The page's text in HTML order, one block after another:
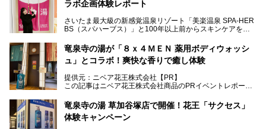
（ユブネ）」が新ブランド「YUBUNE SAUNA PARK」を立
湯舞音らしいサウナにこだわった遊び心満点の"銭湯×屋外サ
ウナ"施設で、男女別のお風呂のほか、水着やサウナ着で楽
ど、ユニークなポイントがいっぱい！
オープン前取材に行ってきましたので、早速どこより詳しく
紹介しちゃいます！
ラボ企画体験レポート
さいたま最大級の新感覚温泉リゾート「美楽温泉 SPA-HER
BS（スパハーブス）」と100年以上前からスキンケアを考
読者モデルやインスタグラマーとして活躍している、美容＆
スパ大好きの畑瀬愛さんと取材してきました。
提供元：ニベア花王株式会社【PR】
この記事はニベア花王株式会社商品のPRイベントレポート
竜泉寺の湯が「８ｘ４ＭＥＮ 薬用ボディウォッシ
ュ」とコラボ！爽快な香りで癒し体験
提供元：ニベア花王株式会社【PR】
この記事はニベア花王株式会社商品のPRイベントレポート
ーーー
注目のボディウォッシュアイテム「８ｘ４ＭＥＮ 薬用ボデ
竜泉寺の湯 草加谷塚店で開催！花王「サクセス」
体験キャンペーン